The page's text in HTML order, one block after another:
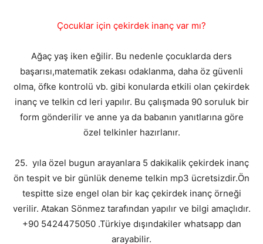
Çocuklar için çekirdek inanç var mı?
Ağaç yaş iken eğilir. Bu nedenle çocuklarda ders
başarısı,matematik zekası odaklanma, daha öz güvenli
olma, öfke kontrolü vb. gibi konularda etkili olan çekirdek
inanç ve telkin cd leri yapılır. Bu çalışmada 90 soruluk bir
form gönderilir ve anne ya da babanın yanıtlarına göre
özel telkinler hazırlanır.
25. yıla özel bugun arayanlara 5 dakikalik çekirdek inanç
ön tespit ve bir günlük deneme telkin mp3 ücretsizdir.Ön
tespitte size engel olan bir kaç çekirdek inanç örneği
verilir. Atakan Sönmez tarafından yapılır ve bilgi amaçlıdır.
+90 5424475050 .Türkiye dışındakiler whatsapp dan
arayabilir.